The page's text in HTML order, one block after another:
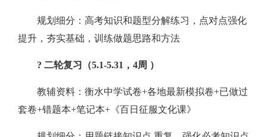
规划细分：高考知识和题型分解练习，点对点强化
提升，夯实基础，训练做题思路和方法
? 二轮复习（5.1-5.31，4周 ）
教辅资料：衡水中学试卷+各地最新模拟卷+已做过
套卷+错题本+笔记本+《百日征服文化课》